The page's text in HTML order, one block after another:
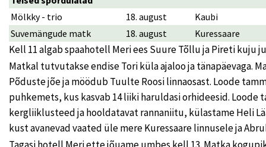
Mölkky - trio
18. august
Kaubi
Suvemängude matk
18. august Kuressaare
Kell 11 algab spaahotell Meri ees Suure Tõllu ja Pireti kuju
Matkal tutvutakse endise Tori küla ajaloo ja tänapäevaga.
Põduste jõe ja möödub Tuulte Roosi linnaosast. Loode
puhkemets, kus kasvab 14 liiki haruldasi orhideesid. Loode
kergliiklusteed ja hooldatavat rannaniitu, külastame Heli
kust avanevad vaated üle mere Kuressaare linnusele ja